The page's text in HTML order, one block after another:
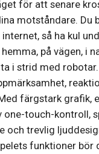
för att senare
motståndare. Du
så ha kul
på vägen, i
i strid med
färgstark grafik,
one-touch-kontroll,
och trevlig
funktioner bör